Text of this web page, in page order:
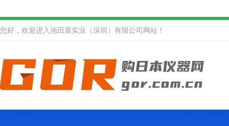
您好，欢迎进入池田屋实业（深圳）有限公司网站！